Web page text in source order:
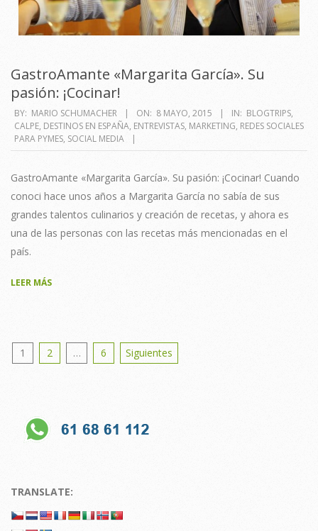
GastroAmante «Margarita García». Su
pasión: ¡Cocinar!
2015-
05-
08
BY: MARIO SCHUMACHER ON: 8 MAYO, 2015 IN: BLOGTRIPS,
CALPE, DESTINOS EN ESPAÑA, ENTREVISTAS, MARKETING, REDES SOCIALES
PARA PYMES, SOCIAL MEDIA
GastroAmante «Margarita García». Su pasión: ¡Cocinar! Cuando
conoci hace unos años a Margarita García no sabía de sus
grandes talentos culinarios y creación de recetas, y ahora es
una de las personas con las recetas más mencionadas en el
país.
LEER MÁS
Posts
1 2 … 6 Siguientes
TRANSLATE: